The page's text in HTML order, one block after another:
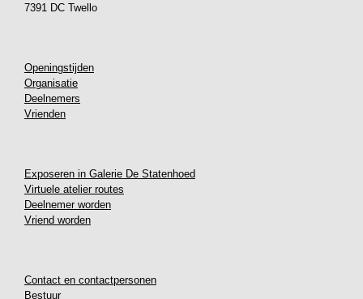
7391 DC Twello
Openingstijden
Organisatie
Deelnemers
Vrienden
Exposeren in Galerie De Statenhoed
Virtuele atelier routes
Deelnemer worden
Vriend worden
Contact en contactpersonen
Bestuur